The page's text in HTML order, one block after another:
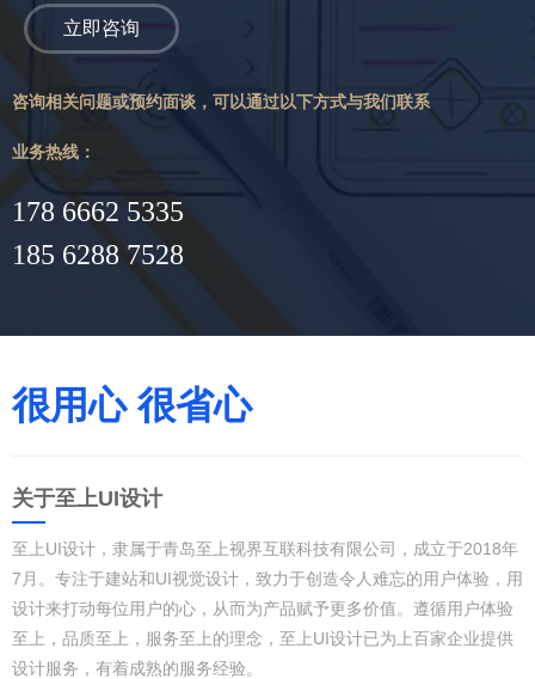
立即咨询
咨询相关问题或预约面谈，可以通过以下方式与我们联系
业务热线：
178 6662 5335
185 6288 7528
很用心 很省心
关于至上UI设计
至上UI设计，隶属于青岛至上视界互联科技有限公司，成立于2018年
7月。专注于建站和UI视觉设计，致力于创造令人难忘的用户体验，用
设计来打动每位用户的心，从而为产品赋予更多价值。遵循用户体验
至上，品质至上，服务至上的理念，至上UI设计已为上百家企业提供
设计服务，有着成熟的服务经验。